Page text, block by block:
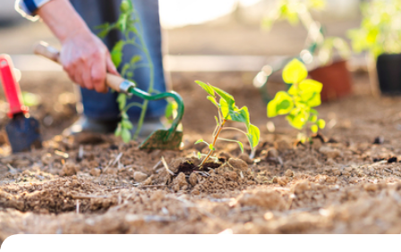
Sök kurser och evenemang
Om SV
Starta studiecirkel
Cirkelledare
Nyheter